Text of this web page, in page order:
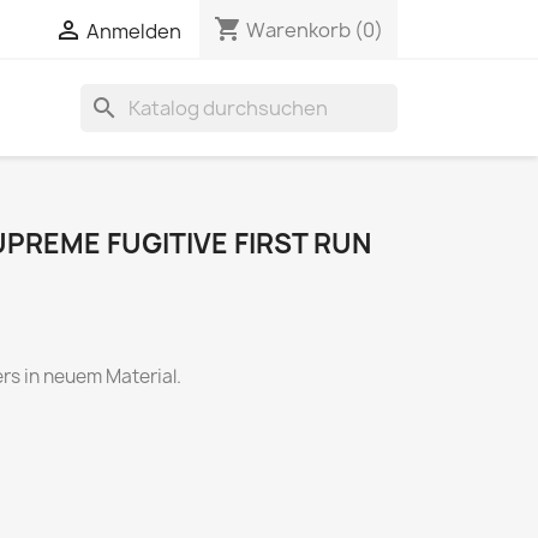
 Anmelden shopping_cart Warenkorb (0)
search
FUGITIVE FIRST RUN
in neuem Material.